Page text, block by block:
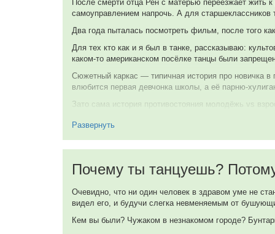
Ren McCormack
Джон Литгоу
Rev. Shaw Moore
Дайэнн Уист
Крис Пенн
Willard Hewitt (в титрах: Christopher Penn)
Сара Джессика Паркер
Элизабет Горси
После смерти отца Рен с матерью переезжает жить
самоуправлением напрочь. А для старшеклассников
Два года пыталась посмотреть фильм, после того
Для тех кто как и я был в танке, рассказываю:
каком-то американском посёлке танцы были
Сюжетный каркас — типичная история про новичка в
влюбится первая девчонка школы, а её парню-
Зато сама история противостояния молодёжь vs
машине без разговоров штрафы выписывают, а
осознал что был не прав. Вот вам и всё великое
Кстати, именно тут осознала что в фильмах 80-ых
неуважительное ко всем: родители тут не уважают
белом. В такие моменты очень хорошо чувствуешь
Из юных звёздочек тут замечена очень милая Сара
просто диво как хорош! Особенно впечатлила
Развернуть
Почему ты танцуешь?
Очевидно, что ни один человек в здравом уме не
видел его, и будучи слегка невменяемым от
Кем вы были? Чужаком в незнакомом городе?